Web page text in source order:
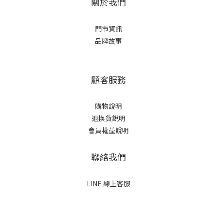
門市資訊
品牌故事
顧客服務
購物說明
退換貨說明
會員權益說明
聯絡我們
LINE 線上客服